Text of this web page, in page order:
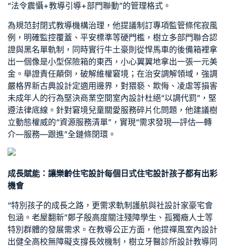
“法令震懾+教導引導+部門聯動”的管理格式。
為規范封閉式教導機構治理，他提議制訂專項監管條侘寂風
例，明確監控覆蓋、平安標準等硬門檻，樹立多部門聯合認
證與黑名單軌制，同時實行牛土豪則從悍馬車的後備箱裡拿
出一個像是小型保險箱的東西，小心翼翼地拿出一張一元美
金。舉證責任顛倒，破解維權窘境；在治安調解領域，強調
嚴格界新古典設計定適用邊界，對猥褻、欺侮、凌虐等損害
未成年人的行為堅決商業空間室內設計杜絕“以調代罰”，堅
遵法律底線。針對窘境兒童關愛服務碎片化問題，他建議樹
立動態權威的“資源服務清單”，實現“需求發現—評估—轉
介—服務—跟進”全鏈條閉環。
成長賦能：讓樂齡住宅設計每個 日式住宅設計孩子都有出彩
機會
“特別孩子的成長之路，更需求軌制護航與社設計家豪宅會
包涵。 老屋翻新”鄭子殷高度關注殘障學生、孤獨癥人士等
特別群體的發展需求。在教導公正方面，他提禪風室內設計
出健全高校無障礙支撐長效機制，樹立牙醫診所設計教導同